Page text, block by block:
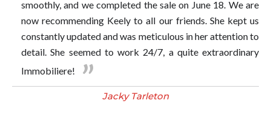
smoothly, and we completed the sale on June 18. We are
now recommending Keely to all our friends. She kept us
constantly updated and was meticulous in her attention to
detail. She seemed to work 24/7, a quite extraordinary
Immobiliere!
Jacky Tarleton